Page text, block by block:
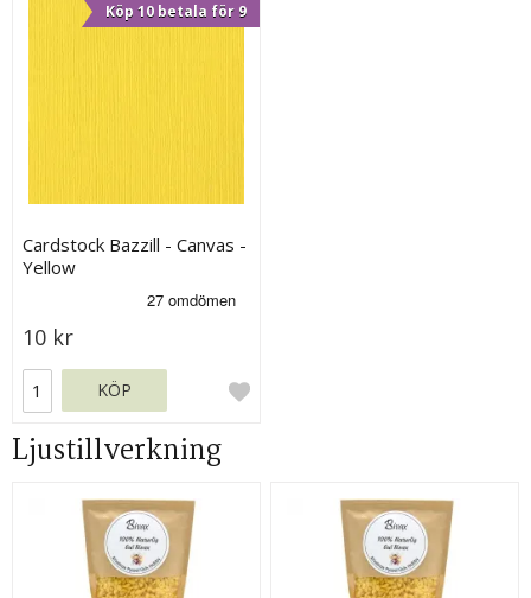
Köp 10 betala för 9
Cardstock Bazzill - Canvas -
Yellow
10 kr
KÖP
Ljustillverkning